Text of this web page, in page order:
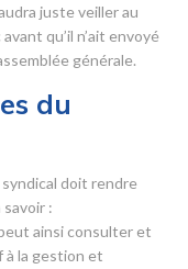
juste veiller au
qu’il n’ait envoyé
générale.
du
doit rendre
:
ainsi consulter et
la gestion et